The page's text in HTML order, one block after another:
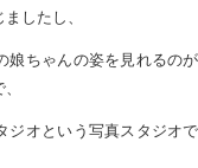
したし、
娘ちゃんの姿を見れるの
ジオという写真スタジオ